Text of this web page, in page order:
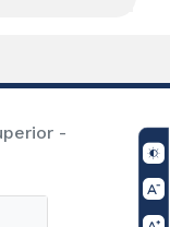
-